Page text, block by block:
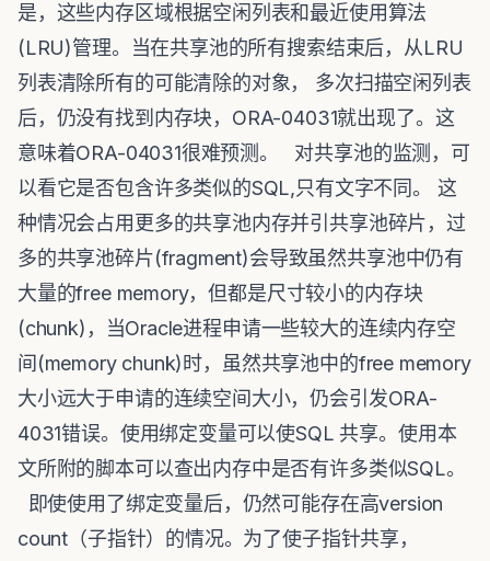
是，这些内存区域根据空闲列表和最近使用算法
(LRU)管理。当在共享池的所有搜索结束后，从LRU
列表清除所有的可能清除的对象， 多次扫描空闲列表
后，仍没有找到内存块，ORA-04031就出现了。这
意味着ORA-04031很难预测。 对共享池的监测，可
以看它是否包含许多类似的SQL,只有文字不同。 这
种情况会占用更多的共享池内存并引共享池碎片，过
多的共享池碎片(fragment)会导致虽然共享池中仍有
大量的free memory，但都是尺寸较小的内存块
(chunk)，当Oracle进程申请一些较大的连续内存空
间(memory chunk)时，虽然共享池中的free memory
大小远大于申请的连续空间大小，仍会引发ORA-
4031错误。使用绑定变量可以使SQL 共享。使用本
文所附的脚本可以查出内存中是否有许多类似SQL。
即使使用了绑定变量后，仍然可能存在高version
count（子指针）的情况。为了使子指针共享，